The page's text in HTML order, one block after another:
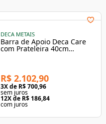
DECA METAIS
Barra de Apoio Deca Care
com Prateleira 40cm
R$ 2.102,90
3X de R$ 700,96
sem juros
12X de R$ 186,84
com juros